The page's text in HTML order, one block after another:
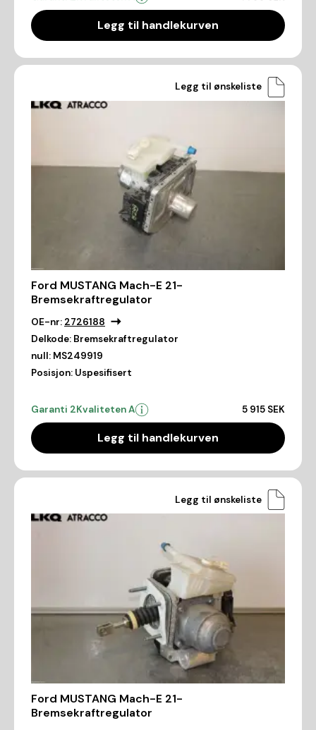
Legg til handlekurven
Legg til ønskeliste
Ford MUSTANG Mach-E 21-
Bremsekraftregulator
OE-nr: 2726188
Delkode: Bremsekraftregulator
null: MS249919
Posisjon: Uspesifisert
Garanti 2Kvaliteten A 5 915 SEK
Legg til handlekurven
Legg til ønskeliste
Ford MUSTANG Mach-E 21-
Bremsekraftregulator